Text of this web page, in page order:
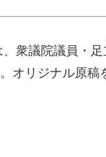
衆議院議員・
オリジナル原稿